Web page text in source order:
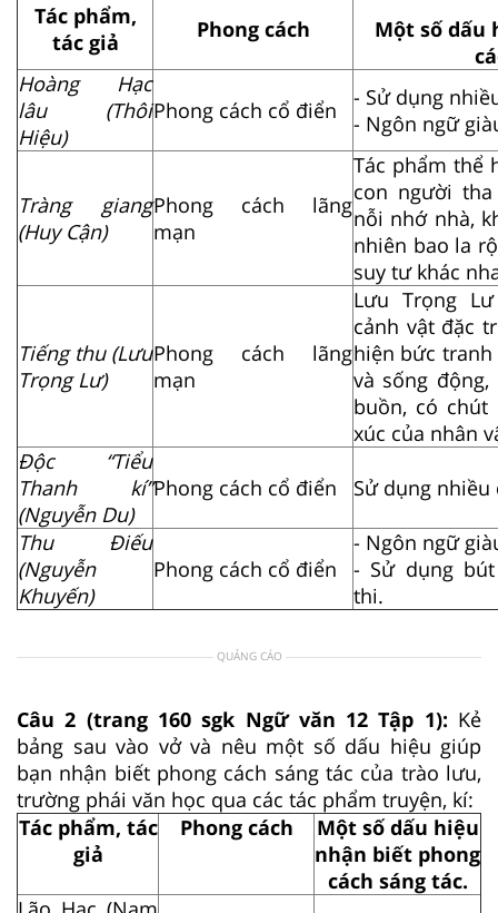
Tác phẩm,
tác giả
Phong cách
Một số dấu
Hoàng Hạc
lâu (Thôi
Hiệu)
Phong cách cổ điển
- Sử dụng
- Ngôn ngữ
Tràng giang
(Huy Cận)
Phong cách lãng
mạn
Tác phẩm thể
con người
nỗi nhớ nhà,
nhiên bao la
suy tư khác
Tiếng thu (Lưu
Trọng Lư)
Phong cách lãng
mạn
Lưu Trọng
cảnh vật đặc
hiện bức
và sống
buồn, có chút
xúc của nhân
Độc “Tiểu
Thanh kí”
(Nguyễn Du)
Phong cách cổ điển Sử dụng
Thu Điếu
(Nguyễn
Khuyến)
Phong cách cổ điển
- Ngôn ngữ
- Sử dụng
thi.
QUẢNG CÁO
Câu 2 (trang 160 sgk Ngữ văn 12 Tập 1): Kẻ
bảng sau vào vở và nêu một số dấu hiệu giúp
bạn nhận biết phong cách sáng tác của trào lưu,
trường phái văn học qua các tác phẩm truyện, kí:
Tác phẩm, tác
giả
Phong cách
Một số dấu hiệu
nhận biết phong
cách sáng tác.